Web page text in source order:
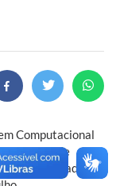
Computacional
editais de
e doutorado. As